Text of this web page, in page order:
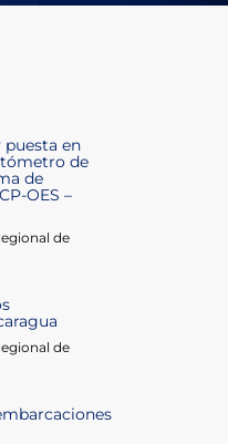
en
de
de
OES –
de
de